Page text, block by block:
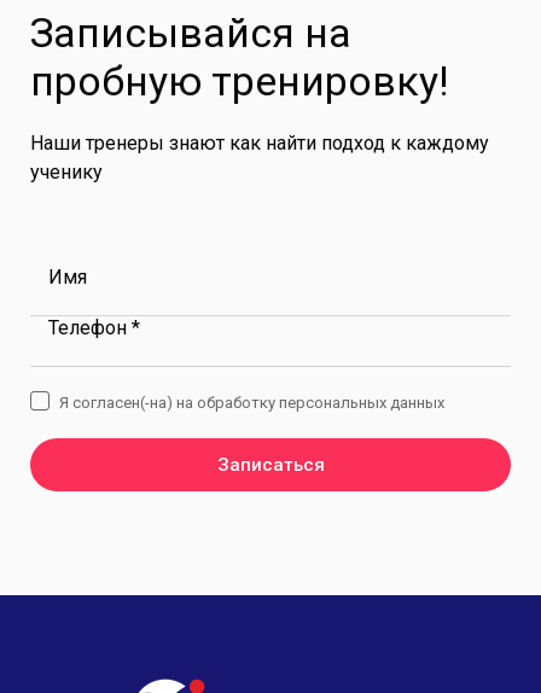
Записывайся на
пробную тренировку!
Наши тренеры знают как найти подход к каждому
ученику
Имя
Телефон *
Записаться
Я согласен(-на) на обработку персональных данных